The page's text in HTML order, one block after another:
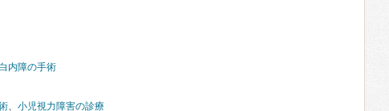
内障の手術
、 小児視力障害の診療